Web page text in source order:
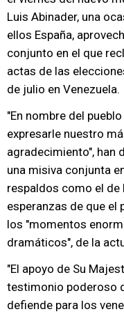
Luis Abinader, una
ellos España,
conjunto en el que
actas de las
de julio en Venezuela.
"En nombre del
expresarle nuestro
agradecimiento", han
una misiva conjunta
respaldos como el de
esperanzas de que el
los "momentos
dramáticos", de la
"El apoyo de Su
testimonio poderoso
defiende para los